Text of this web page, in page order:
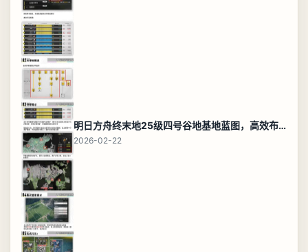
明日方舟终末地25级四号谷地基地蓝图，高效布局规划
2026-02-22